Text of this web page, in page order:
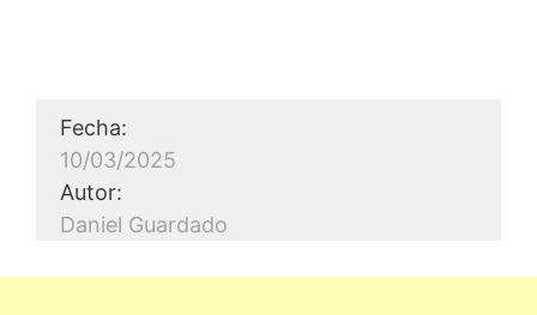
Fecha:
10/03/2025
Autor:
Daniel Guardado